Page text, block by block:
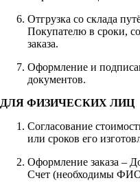
Отгрузка со склада
Покупателю в сроки,
заказа.
Оформление и
документов.
ДЛЯ ФИЗИЧЕСКИХ ЛИЦ
Согласование
или сроков его
Оформление заказа –
Счет (необходимы